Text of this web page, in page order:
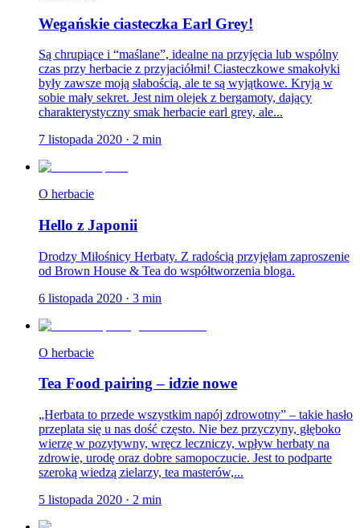
Wegańskie ciasteczka Earl Grey!
Są chrupiące i “maślane”, idealne na przyjęcia lub wspólny
czas przy herbacie z przyjaciółmi! Ciasteczkowe smakołyki
były zawsze moją słabością, ale te są wyjątkowe. Kryją w
sobie mały sekret. Jest nim olejek z bergamoty, dający
charakterystyczny smak herbacie earl grey, ale...
7 listopada 2020 · 2 min
O herbacie
Hello z Japonii
Drodzy Miłośnicy Herbaty. Z radością przyjęłam zaproszenie
od Brown House & Tea do współtworzenia bloga.
6 listopada 2020 · 3 min
O herbacie
Tea Food pairing – idzie nowe
„Herbata to przede wszystkim napój zdrowotny” – takie hasło
przeplata się u nas dość często. Nie bez przyczyny, głęboko
wierzę w pozytywny, wręcz leczniczy, wpływ herbaty na
zdrowie, urodę oraz dobre samopoczucie. Jest to podparte
szeroką wiedzą zielarzy, tea masterów,...
5 listopada 2020 · 2 min